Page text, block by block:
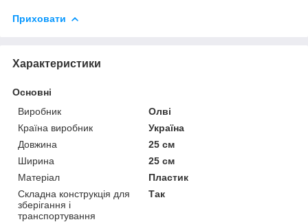
Приховати
Характеристики
Основні
Виробник
Олві
Країна виробник
Україна
Довжина
25 см
Ширина
25 см
Матеріал
Пластик
Складна конструкція для
зберігання і
транспортування
Так